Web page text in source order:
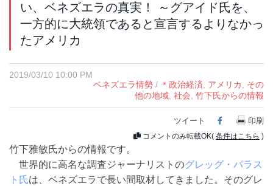
い、ベネズエラの真実！ ～グアイド氏を、
一方的に大統領であると宣言するよりなかっ
たアメリカ
2019/03/10 10:00 PM
ベネズエラ情勢 / ＊政治経済, アメリカ, その
他の地域, 社会, 竹下氏からの情報
ツイート Facebook
印刷
コメントのみ転載OK( 条件はこちら )
竹下雅敏氏からの情報です。
世界的に高名な調査ジャーナリストのグレッグ・パラス
ト氏は、ベネズエラで長い間取材してきました。そのグレ